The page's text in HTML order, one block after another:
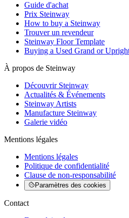
Guide d'achat
Prix Steinway
How to buy a Steinway
Trouver un revendeur
Steinway Floor Template
Buying a Used Grand or
À propos de Steinway
Découvrir Steinway
Actualités & Événements
Steinway Artists
Manufacture Steinway
Galerie vidéo
Mentions légales
Mentions légales
Politique de confidentialité
Clause de non-responsabilité
Paramètres des cookies
Contact